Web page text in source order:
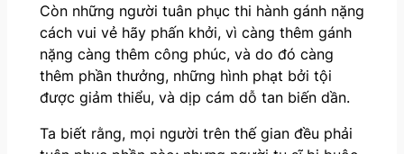
Còn những người tuân phục thi hành gánh nặng
cách vui vẻ hãy phấn khởi, vì càng thêm gánh
nặng càng thêm công phúc, và do đó càng
thêm phần thưởng, những hình phạt bởi tội
được giảm thiểu, và dịp cám dỗ tan biến dần.
Ta biết rằng, mọi người trên thế gian đều phải